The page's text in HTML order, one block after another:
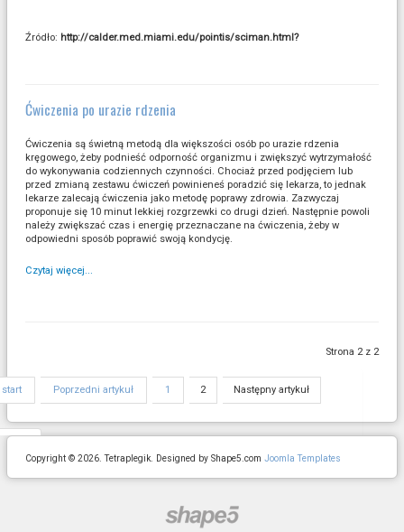
Źródło: http://calder.med.miami.edu/pointis/sciman.html?
Ćwiczenia po urazie rdzenia
Ćwiczenia są świetną metodą dla większości osób po urazie rdzenia
kręgowego, żeby podnieść odporność organizmu i zwiększyć wytrzymałość
do wykonywania codziennych czynności. Chociaż przed podjęciem lub
przed zmianą zestawu ćwiczeń powinieneś poradzić się lekarza, to jednak
lekarze zalecają ćwiczenia jako metodę poprawy zdrowia. Zazwyczaj
proponuje się 10 minut lekkiej rozgrzewki co drugi dzień. Następnie powoli
należy zwiększać czas i energię przeznaczane na ćwiczenia, żeby w
odpowiedni sposób poprawić swoją kondycję.
Czytaj więcej...
Strona 2 z 2
start Poprzedni artykuł 1 2 Następny artykuł
koniec
Copyright © 2026. Tetraplegik. Designed by Shape5.com Joomla Templates